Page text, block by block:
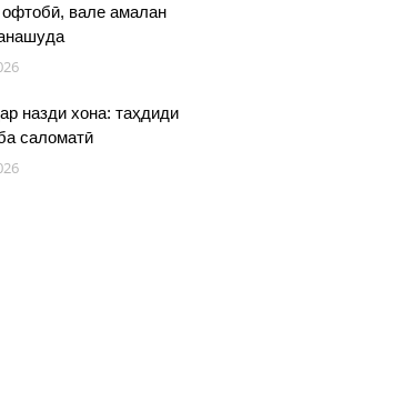
офтобӣ, вале амалан
назди хона: таҳдиди
саломатӣ